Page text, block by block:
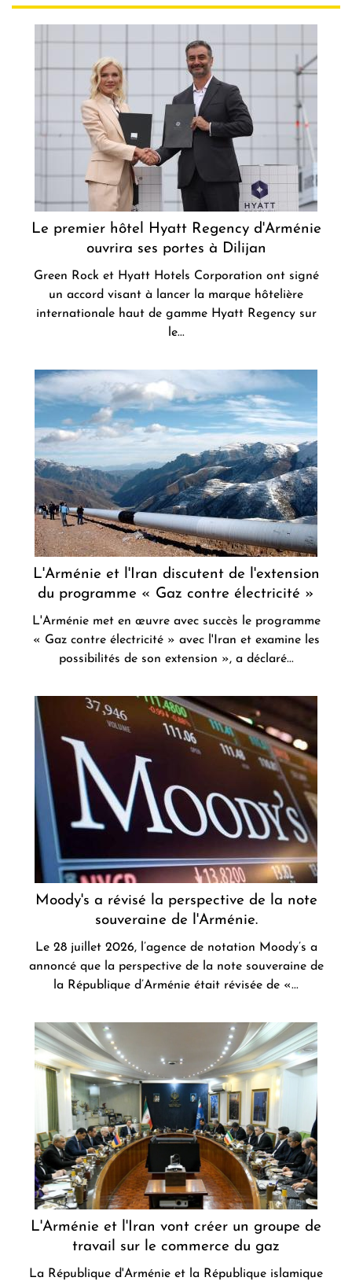
Le premier hôtel Hyatt Regency d'Arménie
ouvrira ses portes à Dilijan
Green Rock et Hyatt Hotels Corporation ont signé
un accord visant à lancer la marque hôtelière
internationale haut de gamme Hyatt Regency sur
le...
L'Arménie et l'Iran discutent de l'extension
du programme « Gaz contre électricité »
L'Arménie met en œuvre avec succès le programme
« Gaz contre électricité » avec l'Iran et examine les
possibilités de son extension », a déclaré...
Moody's a révisé la perspective de la note
souveraine de l'Arménie.
Le 28 juillet 2026, l’agence de notation Moody’s a
annoncé que la perspective de la note souveraine de
la République d’Arménie était révisée de «...
L'Arménie et l'Iran vont créer un groupe de
travail sur le commerce du gaz
La République d'Arménie et la République islamique